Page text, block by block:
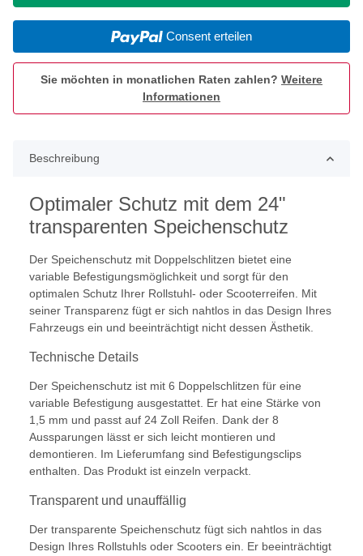
Consent erteilen
Sie möchten in monatlichen Raten zahlen? Weitere
Informationen
Beschreibung
Optimaler Schutz mit dem 24"
transparenten Speichenschutz
Der Speichenschutz mit Doppelschlitzen bietet eine
variable Befestigungsmöglichkeit und sorgt für den
optimalen Schutz Ihrer Rollstuhl- oder Scooterreifen. Mit
seiner Transparenz fügt er sich nahtlos in das Design Ihres
Fahrzeugs ein und beeinträchtigt nicht dessen Ästhetik.
Technische Details
Der Speichenschutz ist mit 6 Doppelschlitzen für eine
variable Befestigung ausgestattet. Er hat eine Stärke von
1,5 mm und passt auf 24 Zoll Reifen. Dank der 8
Aussparungen lässt er sich leicht montieren und
demontieren. Im Lieferumfang sind Befestigungsclips
enthalten. Das Produkt ist einzeln verpackt.
Transparent und unauffällig
Der transparente Speichenschutz fügt sich nahtlos in das
Design Ihres Rollstuhls oder Scooters ein. Er beeinträchtigt